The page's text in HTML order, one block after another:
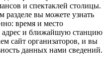
и спектаклей столицы.
вы можете узнать
время и место
адрес и ближайшую станцию
сайт организаторов, и вы
данных нами сведений.